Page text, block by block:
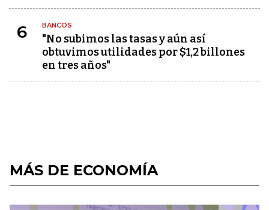
6 BANCOS
"No subimos las tasas y aún así
obtuvimos utilidades por $1,2 billones
en tres años"
MÁS DE ECONOMÍA